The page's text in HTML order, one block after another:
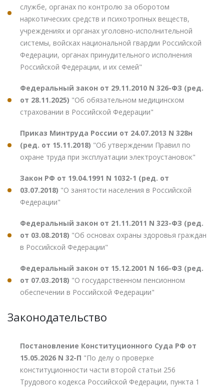
службе, органах по контролю за оборотом
наркотических средств и психотропных веществ,
учреждениях и органах уголовно-исполнительной
системы, войсках национальной гвардии Российской
Федерации, органах принудительного исполнения
Российской Федерации, и их семей"
Федеральный закон от 29.11.2010 N 326-ФЗ (ред.
от 28.11.2025) "Об обязательном медицинском
страховании в Российской Федерации"
Приказ Минтруда России от 24.07.2013 N 328н
(ред. от 15.11.2018) "Об утверждении Правил по
охране труда при эксплуатации электроустановок"
Закон РФ от 19.04.1991 N 1032-1 (ред. от
03.07.2018) "О занятости населения в Российской
Федерации"
Федеральный закон от 21.11.2011 N 323-ФЗ (ред.
от 03.08.2018) "Об основах охраны здоровья граждан
в Российской Федерации"
Федеральный закон от 15.12.2001 N 166-ФЗ (ред.
от 07.03.2018) "О государственном пенсионном
обеспечении в Российской Федерации"
Законодательство
Постановление Конституционного Суда РФ от
15.05.2026 N 32-П "По делу о проверке
конституционности части второй статьи 256
Трудового кодекса Российской Федерации, пункта 1